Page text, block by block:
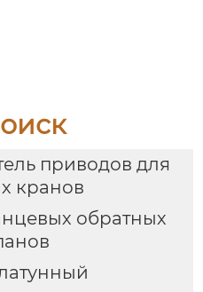
приводов для
кранов
обратных